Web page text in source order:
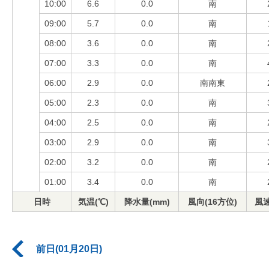
10:00 6.6 0.0 南
09:00 5.7 0.0 南
08:00 3.6 0.0 南
07:00 3.3 0.0 南
06:00 2.9 0.0 南南東
05:00 2.3 0.0 南
04:00 2.5 0.0 南
03:00 2.9 0.0 南
02:00 3.2 0.0 南
01:00 3.4 0.0 南
日時 気温(℃) 降水量(mm) 風向(16方位) 風
前日(01月20日)